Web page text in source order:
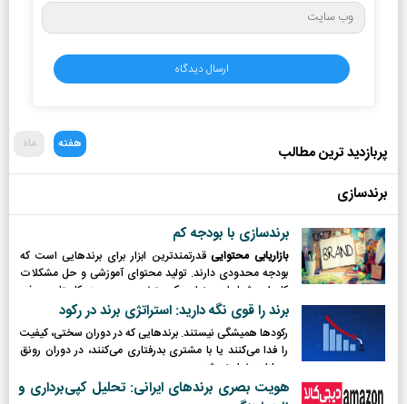
پربازدید ترین مطالب هفته ماه
برندسازی
برندسازی با بودجه کم
بازاریابی محتواییقدرتمندترین ابزار برای برندهایی است که
بودجه محدودی دارند. تولید محتوای آموزشی و حل مشکلات
کاربران، شما را به عنوان یک متخصص در حوزه کاریتان معرفی
می‌کند.
برند را قوی نگه دارید: استراتژی برند در رکود
رکودها همیشگی نیستند. برندهایی که در دوران سختی، کیفیت
را فدا می‌کنند یا با مشتری بدرفتاری می‌کنند، در دوران رونق
مجازات خواهند شد.
هویت بصری برندهای ایرانی: تحلیل کپی‌برداری و